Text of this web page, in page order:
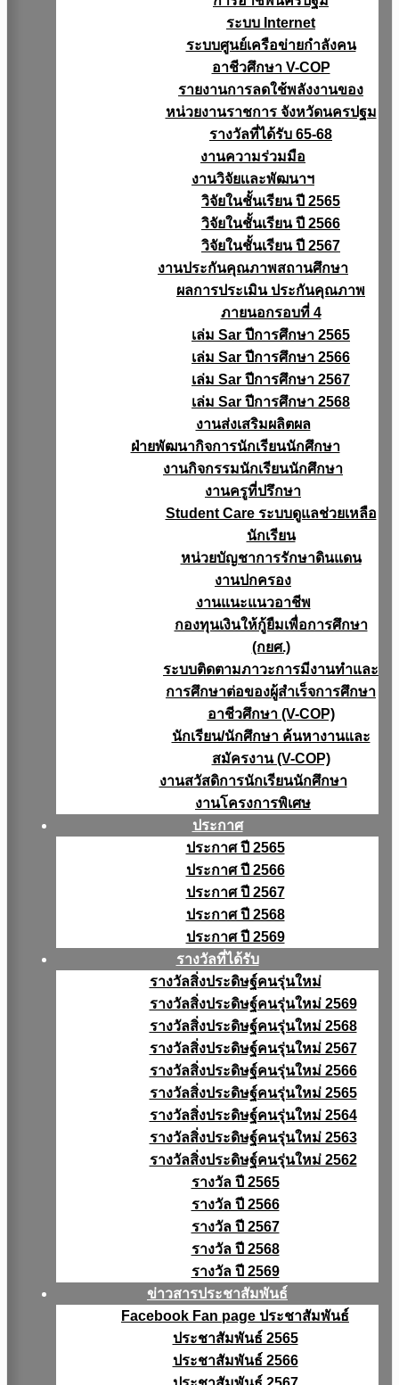
ระบบ Internet
ระบบศูนย์เครือข่ายกำลังคน
อาชีวศึกษา V-COP
รายงานการลดใช้พลังงานของ
หน่วยงานราชการ จังหวัดนครปฐม
รางวัลที่ได้รับ 65-68
งานความร่วมมือ
งานวิจัยเเละพัฒนาฯ
วิจัยในชั้นเรียน ปี 2565
วิจัยในชั้นเรียน ปี 2566
วิจัยในชั้นเรียน ปี 2567
งานประกันคุณภาพสถานศึกษา
ผลการประเมิน ประกันคุณภาพ
ภายนอกรอบที่ 4
เล่ม Sar ปีการศึกษา 2565
เล่ม Sar ปีการศึกษา 2566
เล่ม Sar ปีการศึกษา 2567
เล่ม Sar ปีการศึกษา 2568
งานส่งเสริมผลิตผล
ฝ่ายพัฒนากิจการนักเรียนนักศึกษา
งานกิจกรรมนักเรียนนักศึกษา
งานครูที่ปรึกษา
Student Care ระบบดูแลช่วยเหลือ
นักเรียน
หน่วยบัญชาการรักษาดินแดน
งานปกครอง
งานแนะแนวอาชีพ
กองทุนเงินให้กู้ยืมเพื่อการศึกษา
(กยศ.)
ระบบติดตามภาวะการมีงานทำและ
การศึกษาต่อของผู้สำเร็จการศึกษา
อาชีวศึกษา (V-COP)
นักเรียน/นักศึกษา ค้นหางานและ
สมัครงาน (V-COP)
งานสวัสดิการนักเรียนนักศึกษา
งานโครงการพิเศษ
ประกาศ
ประกาศ ปี 2565
ประกาศ ปี 2566
ประกาศ ปี 2567
ประกาศ ปี 2568
ประกาศ ปี 2569
รางวัลที่ได้รับ
รางวัลสิ่งประดิษฐ์คนรุ่นใหม่
รางวัลสิ่งประดิษฐ์คนรุ่นใหม่ 2569
รางวัลสิ่งประดิษฐ์คนรุ่นใหม่ 2568
รางวัลสิ่งประดิษฐ์คนรุ่นใหม่ 2567
รางวัลสิ่งประดิษฐ์คนรุ่นใหม่ 2566
รางวัลสิ่งประดิษฐ์คนรุ่นใหม่ 2565
รางวัลสิ่งประดิษฐ์คนรุ่นใหม่ 2564
รางวัลสิ่งประดิษฐ์คนรุ่นใหม่ 2563
รางวัลสิ่งประดิษฐ์คนรุ่นใหม่ 2562
รางวัล ปี 2565
รางวัล ปี 2566
รางวัล ปี 2567
รางวัล ปี 2568
รางวัล ปี 2569
ข่าวสารประชาสัมพันธ์
Facebook Fan page ประชาสัมพันธ์
ประชาสัมพันธ์ 2565
ประชาสัมพันธ์ 2566